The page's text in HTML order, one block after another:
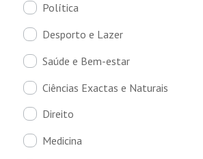
Política
Desporto e Lazer
Saúde e Bem-estar
Ciências Exactas e Naturais
Direito
Medicina